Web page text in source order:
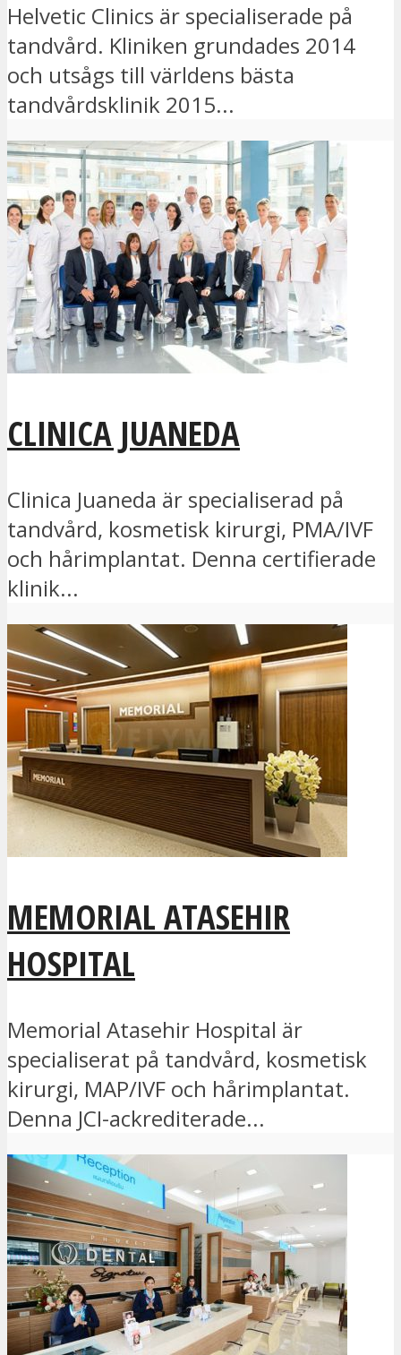
Helvetic Clinics är specialiserade på
tandvård. Kliniken grundades 2014
och utsågs till världens bästa
tandvårdsklinik 2015...
CLINICA JUANEDA
Clinica Juaneda är specialiserad på
tandvård, kosmetisk kirurgi, PMA/IVF
och hårimplantat. Denna certifierade
klinik...
MEMORIAL ATASEHIR
HOSPITAL
Memorial Atasehir Hospital är
specialiserat på tandvård, kosmetisk
kirurgi, MAP/IVF och hårimplantat.
Denna JCI-ackrediterade...